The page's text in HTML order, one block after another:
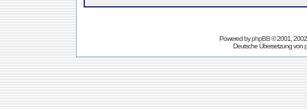
Powered byphpBB© 2001,
Deutsche Übersetzung von